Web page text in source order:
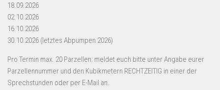
18.09.2026
02.10.2026
16.10.2026
30.10.2026 (letztes Abpumpen 2026)
Pro Termin max. 20 Parzellen: meldet euch bitte unter Angabe eurer
Parzellennummer und den Kubikmetern RECHTZEITIG in einer der
Sprechstunden oder per E-Mail an.